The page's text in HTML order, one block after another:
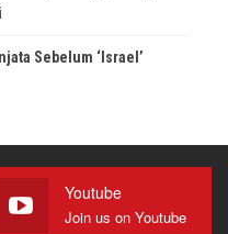
Sebelum ‘Israel’
Youtube
Join us on Youtube